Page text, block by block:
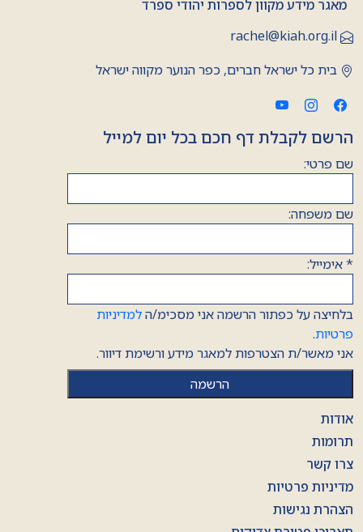
מאגר מידע מקוון לספרות יהודי ספרד
rachel@kiah.org.il
בית כל ישראל חברים, כפר הנוער מקווה ישראל
הרשם לקבלת דף חכם בכל יום למייל
שם פרטי:
שם משפחה:
*אימייל:
בלחיצה על כפתור הרשמה אני מסכימ/הלמדיניות
פרטיות.
אני מאשר/ת הצטרפות למאגר מידע ורשימת דיוור.
אודות
תרומות
צרו קשר
מדיניות פרטיות
הצהרת נגישות